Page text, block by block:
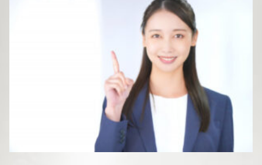
ご成婚までの流れ
料金
サービス比較